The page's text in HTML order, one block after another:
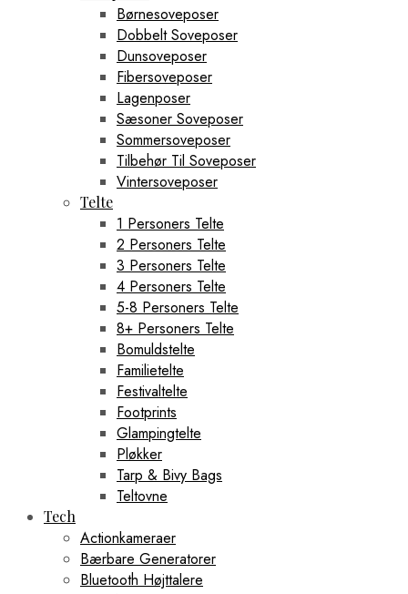
Børnesoveposer
Dobbelt Soveposer
Dunsoveposer
Fibersoveposer
Lagenposer
Sæsoner Soveposer
Sommersoveposer
Tilbehør Til Soveposer
Vintersoveposer
Telte
1 Personers Telte
2 Personers Telte
3 Personers Telte
4 Personers Telte
5-8 Personers Telte
8+ Personers Telte
Bomuldstelte
Familietelte
Festivaltelte
Footprints
Glampingtelte
Pløkker
Tarp & Bivy Bags
Teltovne
Tech
Actionkameraer
Bærbare Generatorer
Bluetooth Højttalere